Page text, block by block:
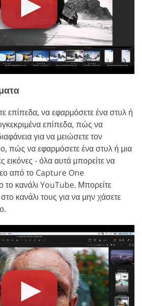
επίπεδα, να εφαρμόσετε ένα στυλ ή
επίπεδα, πώς να
για να μειώσετε τον
πώς να εφαρμόσετε ένα στυλ ή μια
εικόνες - όλα αυτά μπορείτε να
από το Capture One
το κανάλι YouTube. Μπορείτε
κανάλι τους για να μην χάσετε